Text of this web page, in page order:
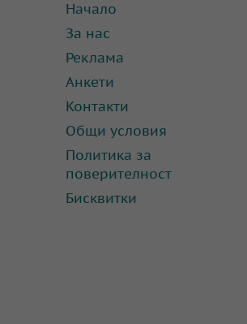
Начало
За нас
Реклама
Анкети
Контакти
Общи условия
Политика за
поверителност
Бисквитки